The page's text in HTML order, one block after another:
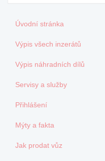
Úvodní stránka
Výpis všech inzerátů
Výpis náhradních dílů
Servisy a služby
Přihlášení
Mýty a fakta
Jak prodat vůz